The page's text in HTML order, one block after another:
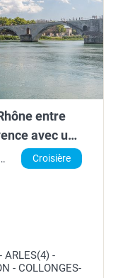
entre
avec un
-
Croisière
ARLES(4) -
- COLLONGES-